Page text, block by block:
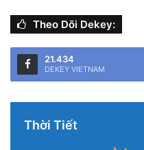
Theo Dõi Dekey:
21.434
DEKEY VIETNAM
Thời Tiết